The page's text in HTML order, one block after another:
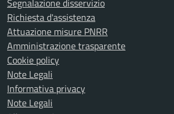
Segnalazione disservizio
Richiesta d'assistenza
Attuazione misure PNRR
Amministrazione trasparente
Cookie policy
Note Legali
Informativa privacy
Note Legali